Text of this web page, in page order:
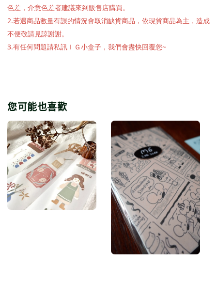
色差，介意色差者建議來到販售店購買。
2.若遇商品數量有誤的情況會取消缺貨商品，依現貨商品為主，造成
不便敬請見諒謝謝。
3.有任何問題請私訊ＩＧ小盒子，我們會盡快回覆您~
您可能也喜歡